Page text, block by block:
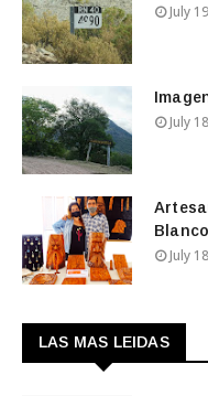
July
July
Blanco
July
LAS MAS LEIDAS